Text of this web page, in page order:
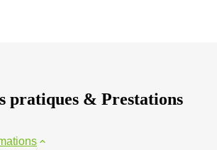
pratiques & Prestations